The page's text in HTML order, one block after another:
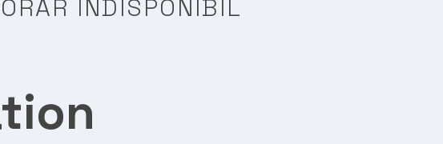
INDISPONIBIL